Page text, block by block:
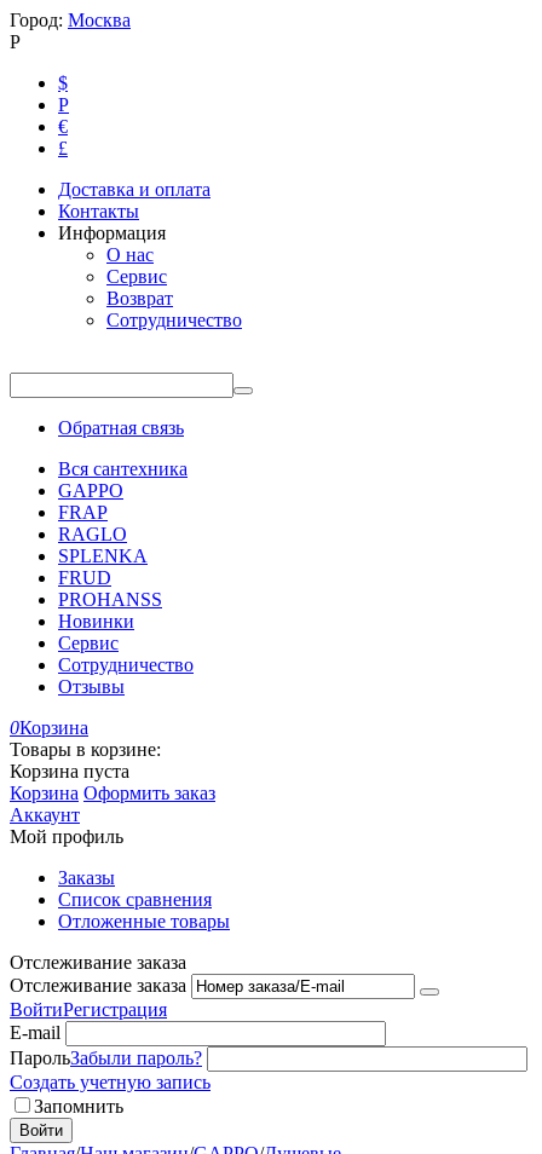
Город: Москва
Р
$
Р
€
£
Доставка и оплата
Контакты
Информация
О нас
Сервис
Возврат
Сотрудничество
Обратная связь
Вся сантехника
GAPPO
FRAP
RAGLO
SPLENKA
FRUD
PROHANSS
Новинки
Сервис
Сотрудничество
Отзывы
0Корзина
Товары в корзине:
Корзина пуста
Корзина Оформить заказ
Аккаунт
Мой профиль
Заказы
Список сравнения
Отложенные товары
Отслеживание заказа
Отслеживание заказа
ВойтиРегистрация
E-mail
ПарольЗабыли пароль?
Создать учетную запись
Запомнить
Войти